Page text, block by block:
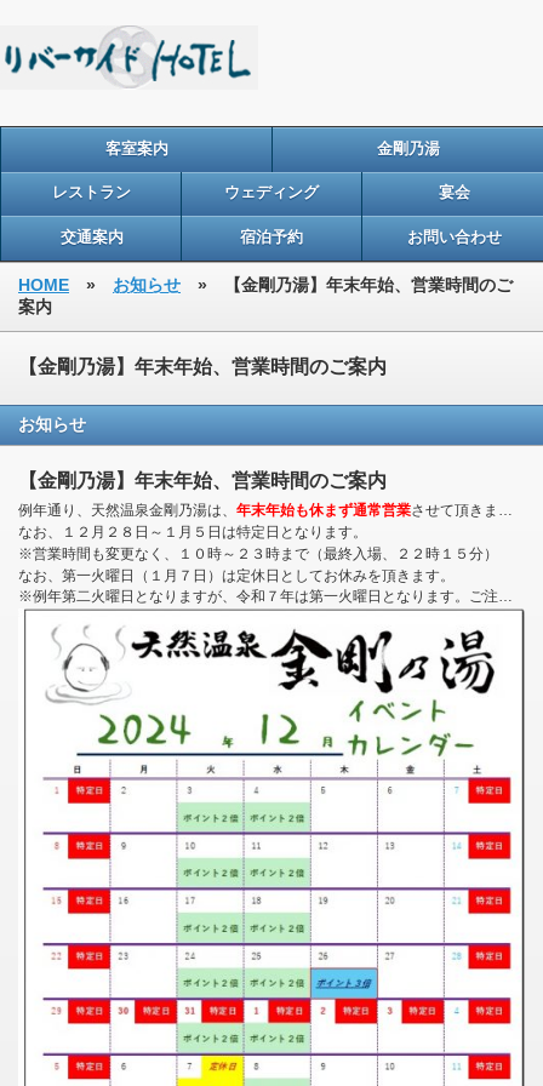
客室案内 金剛乃湯
レストラン ウェディング 宴会
交通案内 宿泊予約 お問い合わせ
HOME » お知らせ » 【金剛乃湯】年末年始、営業時間のご
案内
【金剛乃湯】年末年始、営業時間のご案内
お知らせ
【金剛乃湯】年末年始、営業時間のご案内
例年通り、天然温泉金剛乃湯は、 年末年始も休まず通常営業させて頂きます。
なお、１２月２８日～１月５日は特定日となります。
※営業時間も変更なく、１０時～２３時まで（最終入場、２２時１５分）
なお、第一火曜日（１月７日）は定休日としてお休みを頂きます。
※例年第二火曜日となりますが、令和７年は第一火曜日となります。ご注意ください。